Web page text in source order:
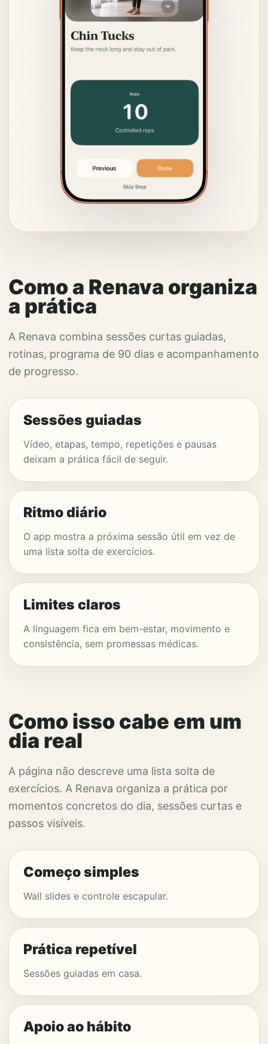
Como a Renava organiza
a prática
A Renava combina sessões curtas guiadas,
rotinas, programa de 90 dias e acompanhamento
de progresso.
Sessões guiadas
Vídeo, etapas, tempo, repetições e pausas
deixam a prática fácil de seguir.
Ritmo diário
O app mostra a próxima sessão útil em vez de
uma lista solta de exercícios.
Limites claros
A linguagem fica em bem-estar, movimento e
consistência, sem promessas médicas.
Como isso cabe em um
dia real
A página não descreve uma lista solta de
exercícios. A Renava organiza a prática por
momentos concretos do dia, sessões curtas e
passos visíveis.
Começo simples
Wall slides e controle escapular.
Prática repetível
Sessões guiadas em casa.
Apoio ao hábito